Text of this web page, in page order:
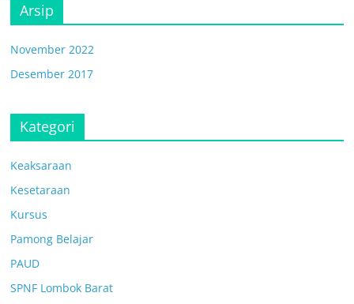
Arsip
November 2022
Desember 2017
Kategori
Keaksaraan
Kesetaraan
Kursus
Pamong Belajar
PAUD
SPNF Lombok Barat